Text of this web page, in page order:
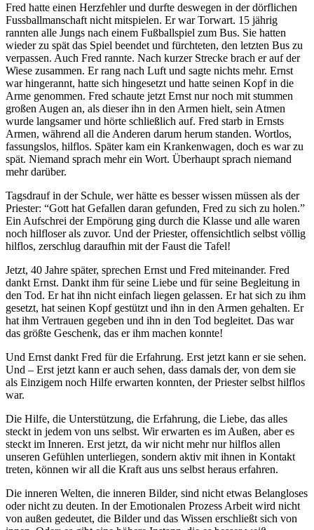
Fred hatte einen Herzfehler und durfte deswegen in der dörflichen
Fussballmanschaft nicht mitspielen. Er war Torwart. 15 jährig
rannten alle Jungs nach einem Fußballspiel zum Bus. Sie hatten
wieder zu spät das Spiel beendet und fürchteten, den letzten Bus zu
verpassen. Auch Fred rannte. Nach kurzer Strecke brach er auf der
Wiese zusammen. Er rang nach Luft und sagte nichts mehr. Ernst
war hingerannt, hatte sich hingesetzt und hatte seinen Kopf in die
Arme genommen. Fred schaute jetzt Ernst nur noch mit stummen
großen Augen an, als dieser ihn in den Armen hielt, sein Atmen
wurde langsamer und hörte schließlich auf. Fred starb in Ernsts
Armen, während all die Anderen darum herum standen. Wortlos,
fassungslos, hilflos. Später kam ein Krankenwagen, doch es war zu
spät. Niemand sprach mehr ein Wort. Überhaupt sprach niemand
mehr darüber.
Tagsdrauf in der Schule, wer hätte es besser wissen müssen als der
Priester: “Gott hat Gefallen daran gefunden, Fred zu sich zu holen.”
Ein Aufschrei der Empörung ging durch die Klasse und alle waren
noch hilfloser als zuvor. Und der Priester, offensichtlich selbst völlig
hilflos, zerschlug daraufhin mit der Faust die Tafel!
Jetzt, 40 Jahre später, sprechen Ernst und Fred miteinander. Fred
dankt Ernst. Dankt ihm für seine Liebe und für seine Begleitung in
den Tod. Er hat ihn nicht einfach liegen gelassen. Er hat sich zu ihm
gesetzt, hat seinen Kopf gestützt und ihn in den Armen gehalten. Er
hat ihm Vertrauen gegeben und ihn in den Tod begleitet. Das war
das größte Geschenk, das er ihm machen konnte!
Und Ernst dankt Fred für die Erfahrung. Erst jetzt kann er sie sehen.
Und – Erst jetzt kann er auch sehen, dass damals der, von dem sie
als Einzigem noch Hilfe erwarten konnten, der Priester selbst hilflos
war.
Die Hilfe, die Unterstützung, die Erfahrung, die Liebe, das alles
steckt in jedem von uns selbst. Wir erwarten es im Außen, aber es
steckt im Inneren. Erst jetzt, da wir nicht mehr nur hilflos allen
unseren Gefühlen unterliegen, sondern aktiv mit ihnen in Kontakt
treten, können wir all die Kraft aus uns selbst heraus erfahren.
Die inneren Welten, die inneren Bilder, sind nicht etwas Belangloses
oder nicht zu deuten. In der Emotionalen Prozess Arbeit wird nicht
von außen gedeutet, die Bilder und das Wissen erschließt sich von